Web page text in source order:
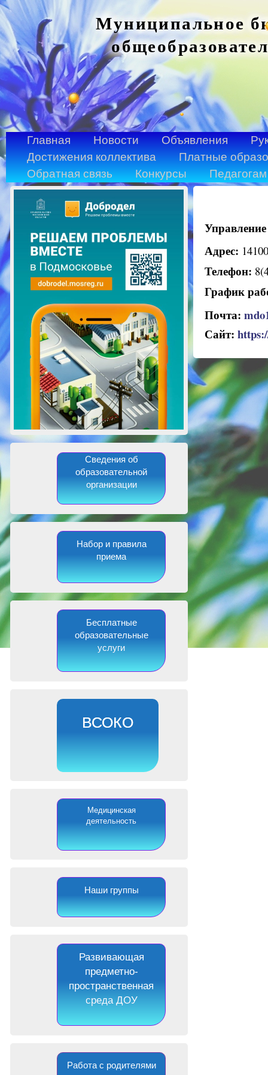
Муниципальное
Главная Новости Объявления
Достижения коллектива
Платные
Обратная связь
Конкурсы Педагогам
Сведения об
образовательной
организации
Набор и правила
приема
Бесплатные
образовательные
услуги
ВСОКО
Медицинская
деятельность
Наши группы
Развивающая
предметно-
пространственная
среда ДОУ
Работа с родителями
Адрес:
Телефон:
График
Почта:
Сайт: